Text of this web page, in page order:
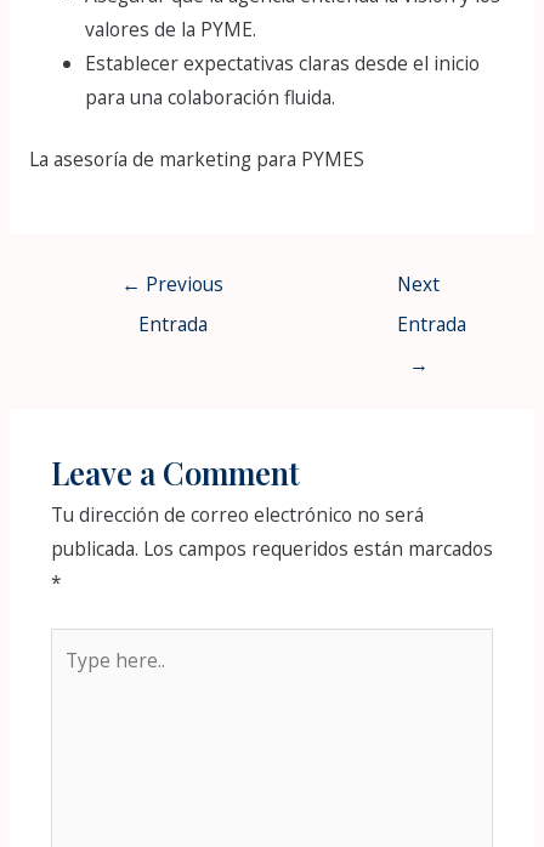
valores de la PYME.
Establecer expectativas claras desde el inicio
para una colaboración fluida.
La asesoría de marketing para PYMES
← Previous
Entrada
Next
Entrada
→
Leave a Comment
Tu dirección de correo electrónico no será
publicada. Los campos requeridos están marcados
*
here..